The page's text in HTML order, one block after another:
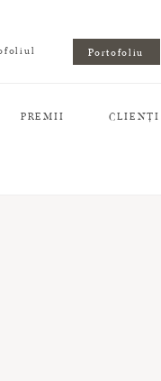
Portofoliu
PREMII CLIENȚI